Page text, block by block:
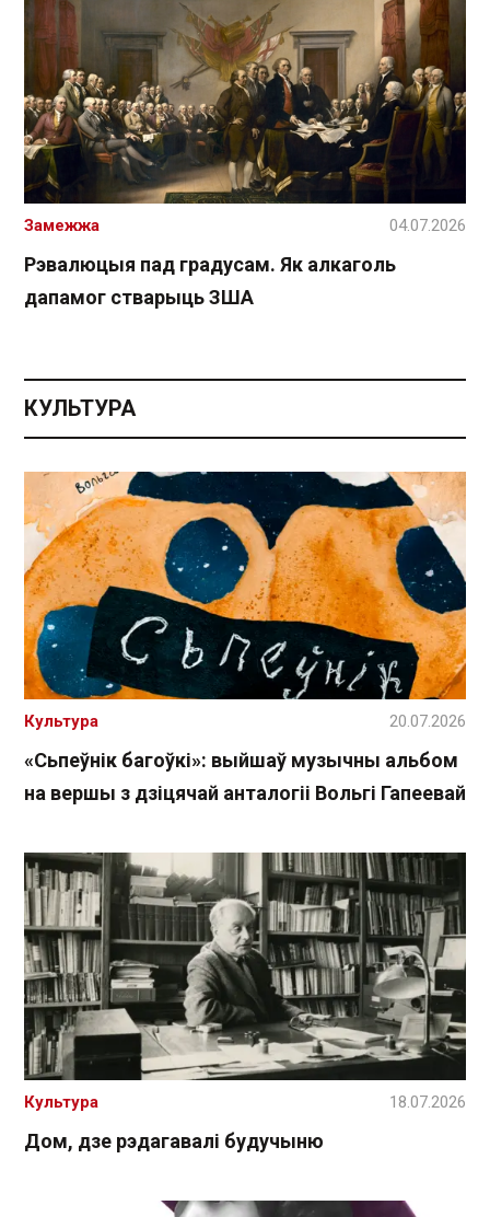
Рэвалюцыя пад градусам. Як алкаголь
дапамог стварыць ЗША
Замежжа 04.07.2026
КУЛЬТУРА
«Сьпеўнік багоўкі»: выйшаў музычны альбом
на вершы з дзіцячай анталогіі Вольгі Гапеевай
Культура 20.07.2026
Дом, дзе рэдагавалі будучыню
Культура 18.07.2026